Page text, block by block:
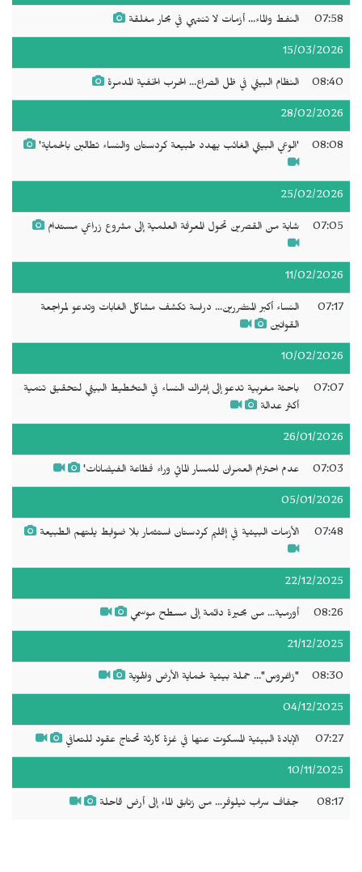
07:58 النفط والماء... أزمات لا تنتهي في بحار مغلقة
15/03/2026
08:40 النظام البيئي في ظل الصراع... الحرب الخفية المدمرة
28/02/2026
08:08 'الوعي البيئي الغائب يهدد طبيعة كردستان والنساء تطالبن بالحماية'
25/02/2026
07:05 شابة من القصرين تحول المعرفة العلمية إلى مشروع زراعي مستدام
11/02/2026
07:17
النساء أكبر المتضررين... دراسة تكشف مشاكل الغابات وتدعو لمراجعة
القوانين
10/02/2026
07:07
باحثة مغربية تدعو إلى إشراك النساء في التخطيط البيئي لتحقيق تنمية
أكثر عدالة
26/01/2026
07:03 عدم احترام العمران للمسار المائي وراء فظاعة الفيضانات'
05/01/2026
07:48 الأزمات البيئية في إقليم كردستان استثمار بلا ضوابط يلتهم الطبيعة
22/12/2025
08:26 أورمية... من بحيرة دائمة إلى مسطح موسمي
21/12/2025
08:30 "زاغروس"... حملة بيئية لحماية الأرض والهوية
04/12/2025
07:27 الإبادة البيئية المسكوت عنها في غزة كارثة تحتاج عقود للتعافي
10/11/2025
08:17 جفاف سراب نيلوفر... من زنابق الماء إلى أرض قاحلة